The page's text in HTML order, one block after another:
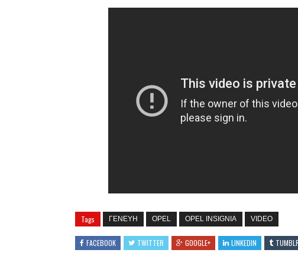
Tags ΓΕΝΕΥΗ OPEL OPEL INSIGNIA VIDEO
FACEBOOK TWITTER GOOGLE+ LINKEDIN